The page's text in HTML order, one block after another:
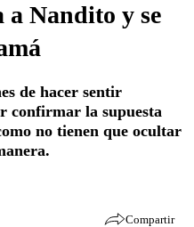
a Nandito y se
de hacer sentir
confirmar la supuesta
no tienen que ocultar
Compartir